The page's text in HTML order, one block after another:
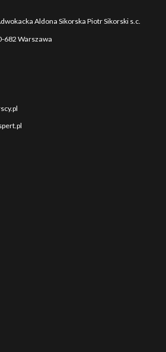
Aldona Sikorska Piotr Sikorski s.c.
682 Warszawa